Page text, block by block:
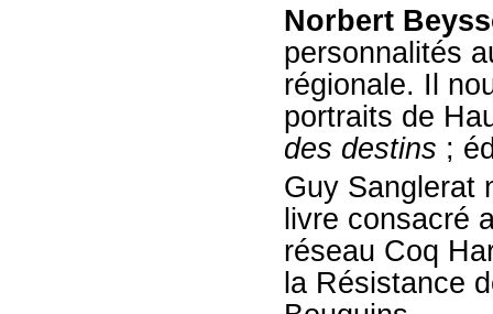
Norbert
personnalités
régionale. Il
portraits de
des destins ;
Guy Sanglerat
livre consacré
réseau Coq
la Résistance